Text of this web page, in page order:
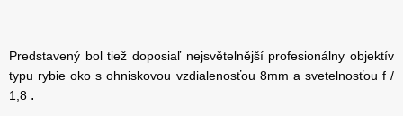
Predstavený bol tiež doposiaľ nejsvětelnější profesionálny objektív
typu rybie oko s ohniskovou vzdialenosťou 8mm a svetelnosťou f /
1,8 .